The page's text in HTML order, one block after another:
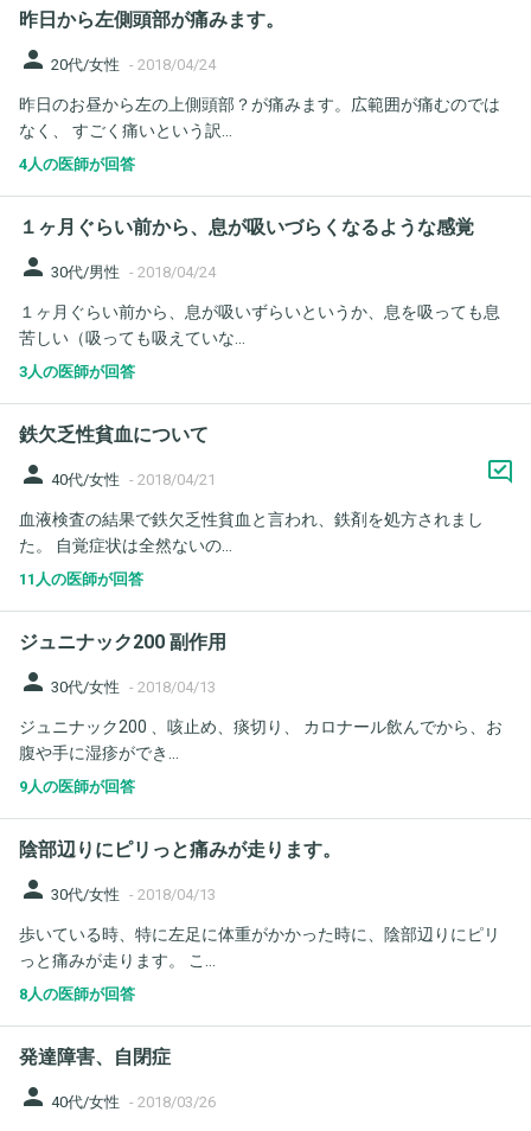
昨日から左側頭部が痛みます。
person 20代/女性 - 2018/04/24
昨日のお昼から左の上側頭部？が痛みます。広範囲が痛むのでは
なく、 すごく痛いという訳...
4人の医師が回答
１ヶ月ぐらい前から、息が吸いづらくなるような感覚
person 30代/男性 - 2018/04/24
１ヶ月ぐらい前から、息が吸いずらいというか、息を吸っても息
苦しい（吸っても吸えていな...
3人の医師が回答
鉄欠乏性貧血について
person 40代/女性 - 2018/04/21
血液検査の結果で鉄欠乏性貧血と言われ、鉄剤を処方されまし
た。 自覚症状は全然ないの...
11人の医師が回答
ジュニナック200 副作用
person 30代/女性 - 2018/04/13
ジュニナック200 、咳止め、痰切り、 カロナール飲んでから、お
腹や手に湿疹ができ...
9人の医師が回答
陰部辺りにピリっと痛みが走ります。
person 30代/女性 - 2018/04/13
歩いている時、特に左足に体重がかかった時に、陰部辺りにピリ
っと痛みが走ります。 こ...
8人の医師が回答
発達障害、自閉症
person 40代/女性 - 2018/03/26